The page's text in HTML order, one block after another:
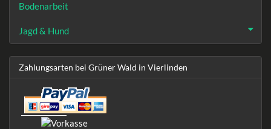
Bodenarbeit
Jagd & Hund
Zahlungsarten bei Grüner Wald in Vierlinden